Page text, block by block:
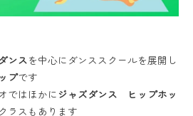
ンスを中心にダンススクールを展開し
プです
ではほかにジャズダンス ヒップホッ
ラスもあります